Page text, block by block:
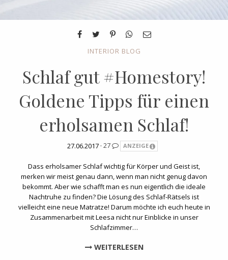
INTERIOR BLOG
Schlaf gut #Homestory!
Goldene Tipps für einen
erholsamen Schlaf!
27.06.2017 · 27 ANZEIGE
Dass erholsamer Schlaf wichtig für Körper und Geist ist,
merken wir meist genau dann, wenn man nicht genug davon
bekommt. Aber wie schafft man es nun eigentlich die ideale
Nachtruhe zu finden? Die Lösung des Schlaf-Rätsels ist
vielleicht eine neue Matratze! Darum möchte ich euch heute in
Zusammenarbeit mit Leesa nicht nur Einblicke in unser
Schlafzimmer…
WEITERLESEN